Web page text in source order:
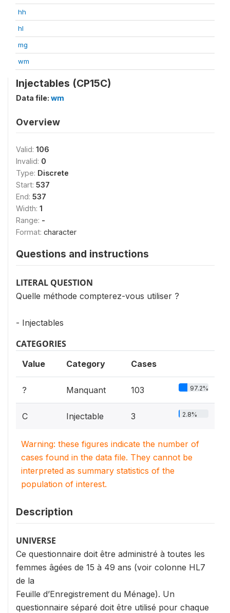
hh
hl
mg
wm
Injectables (CP15C)
Data file: wm
Overview
Valid: 106
Invalid: 0
Type: Discrete
Start: 537
End: 537
Width: 1
Range: -
Format: character
Questions and instructions
LITERAL QUESTION
Quelle méthode compterez-vous utiliser ?
- Injectables
CATEGORIES
Value Category Cases
? Manquant 103 97.2%
C Injectable 3 2.8%
Warning: these figures indicate the number of
cases found in the data file. They cannot be
interpreted as summary statistics of the
population of interest.
Description
UNIVERSE
Ce questionnaire doit être administré à toutes les
femmes âgées de 15 à 49 ans (voir colonne HL7
de la
Feuille d’Enregistrement du Ménage). Un
questionnaire séparé doit être utilisé pour chaque